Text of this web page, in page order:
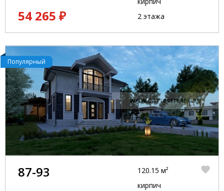
54 265 ₽
2 этажа
Популярный
87-93
120.15 м²
кирпич